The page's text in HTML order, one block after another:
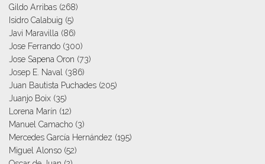
Gildo Arribas (268)
Isidro Calabuig (5)
Javi Maravilla (86)
Jose Ferrando (300)
Jose Sapena Oron (73)
Josep E. Naval
(386)
Juan Bautista Puchades (205)
Juanjo Boix (35)
Lorena Marín (12)
Manuel Camacho (3)
Mercedes García Hernández (195)
Miguel Alonso (52)